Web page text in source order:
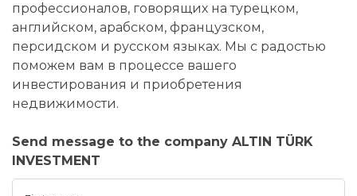
профессионалов, говорящих на турецком,
английском, арабском, французском,
персидском и русском языках. Мы с радостью
поможем вам в процессе вашего
инвестирования и приобретения
недвижимости.
Send message to the company ALTIN TÜRK
INVESTMENT